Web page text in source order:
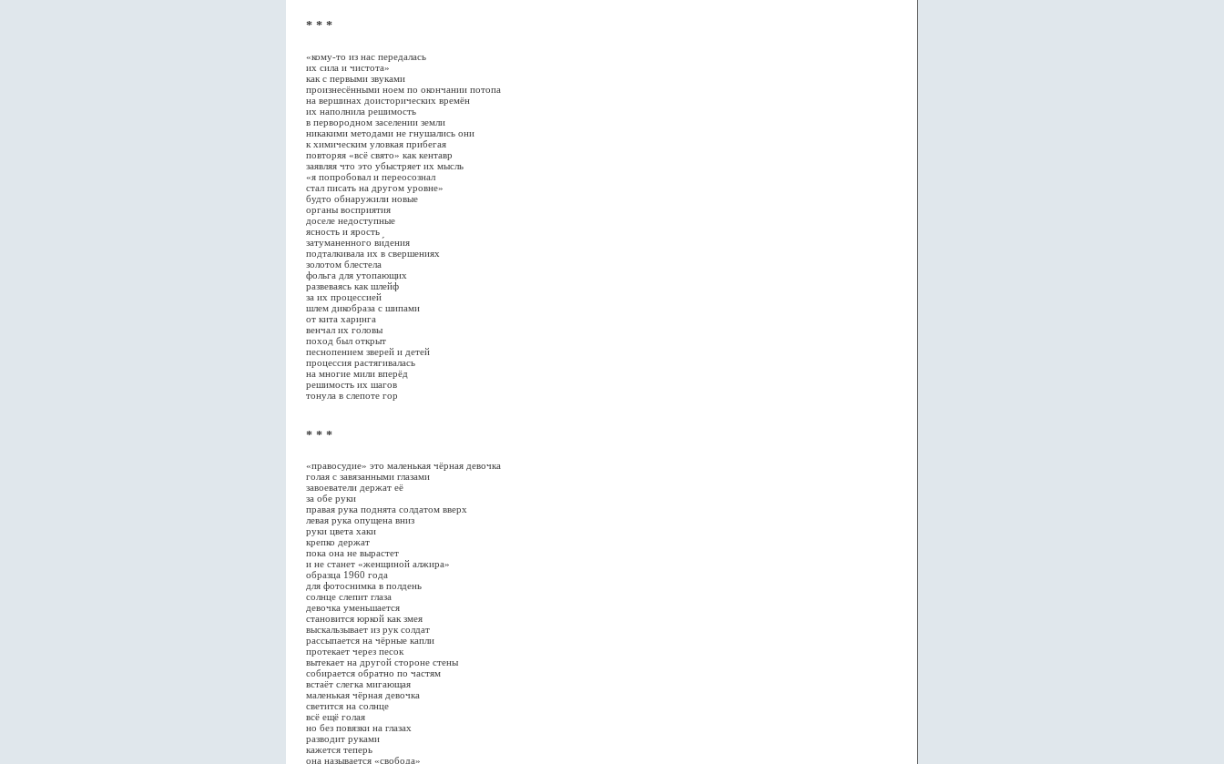
* * *
«кому-то из нас передалась
их сила и чистота»
как с первыми звуками
произнесёнными ноем по окончании потопа
на вершинах доисторических времён
их наполнила решимость
в первородном заселении земли
никакими методами не гнушались они
к химическим уловкая прибегая
повторяя «всё свято» как кентавр
заявляя что это убыстряет их мысль
«я попробовал и переосознал
стал писать на другом уровне»
будто обнаружили новые
органы восприятия
доселе недоступные
ясность и ярость
затуманенного ви́дения
подталкивала их в свершениях
золотом блестела
фольга для утопающих
развеваясь как шлейф
за их процессией
шлем дикобраза с шипами
от кита харинга
венчал их го́ловы
поход был открыт
песнопением зверей и детей
процессия растягивалась
на многие мили вперёд
решимость их шагов
тонула в слепоте гор
* * *
«правосудие» это маленькая чёрная девочка
голая с завязанными глазами
завоеватели держат её
за обе руки
правая рука поднята солдатом вверх
левая рука опущена вниз
руки цвета хаки
крепко держат
пока она не вырастет
и не станет «женщиной алжира»
образца 1960 года
для фотоснимка в полдень
солнце слепит глаза
девочка уменьшается
становится юркой как змея
выскальзывает из рук солдат
рассыпается на чёрные капли
протекает через песок
вытекает на другой стороне стены
собирается обратно по частям
встаёт слегка мигающая
маленькая чёрная девочка
светится на солнце
всё ещё голая
но без повязки на глазах
разводит руками
кажется теперь
она называется «свобода»